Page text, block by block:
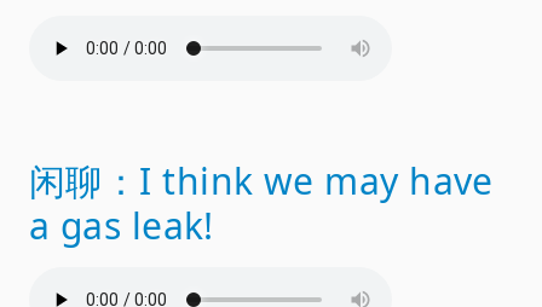
闲聊：I think we may have
a gas leak!